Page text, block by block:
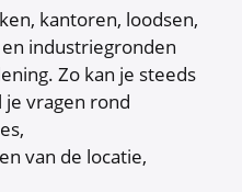
kantoren, loodsen,
industriegronden
Zo kan je steeds
vragen rond
van de locatie,